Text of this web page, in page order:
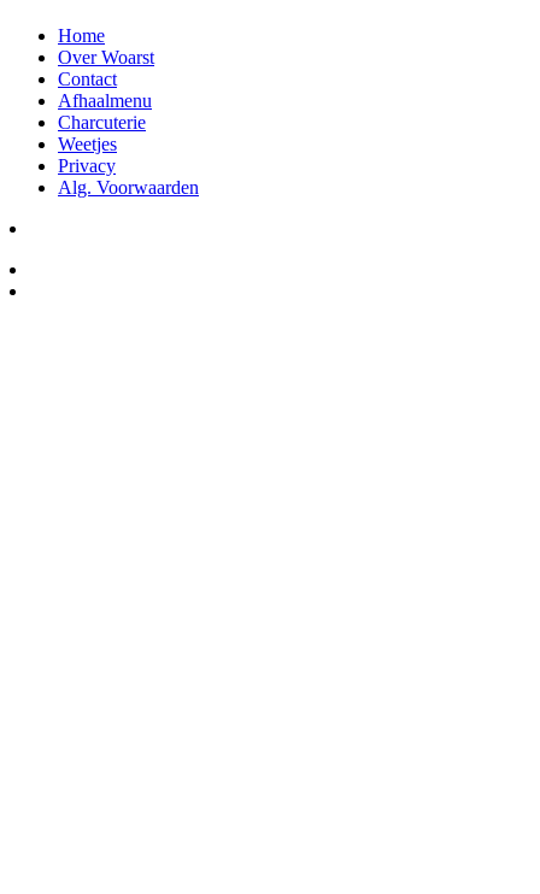
Home
Over Woarst
Contact
Afhaalmenu
Charcuterie
Weetjes
Privacy
Alg. Voorwaarden